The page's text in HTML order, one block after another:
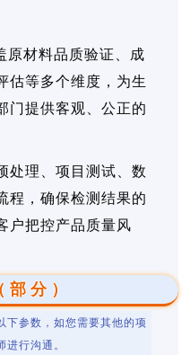
原材料品质验证、成
估等多个维度，为生
门提供客观、公正的
处理、项目测试、数
程，确保检测结果的
户把控产品质量风
部分）
下参数，如您需要其他的项
进行沟通。